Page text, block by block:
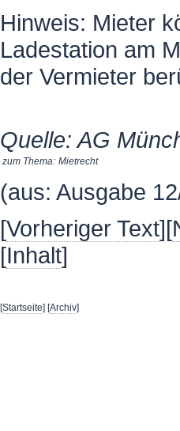
Hinweis: Mieter
Ladestation am
der Vermieter
Quelle: AG
zum Thema: Mietrecht
(aus: Ausgabe
[Vorheriger Text][
[Inhalt]
[Startseite] [Archiv]